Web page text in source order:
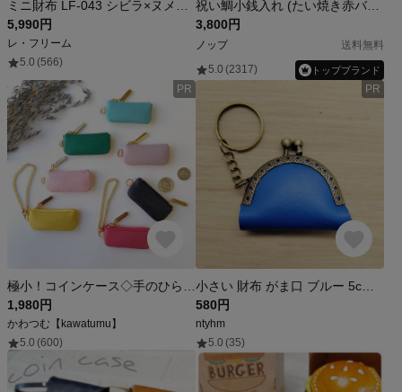
5,990円
レ・フリーム
5.0 (566)
3,800円
ノップ
送料無料
5.0 (2317) トップブランド
PR
1,980円
かわつむ【kawatumu】
5.0 (600)
PR
580円
ntyhm
5.0 (35)